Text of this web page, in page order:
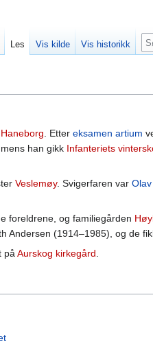
. Etter eksamen artium
han gikk Infanteriets
Veslemøy. Svigerfaren var
foreldrene, og familiegården
Andersen (1914–1985), og de
påAurskog kirkegård.
Les Vis kilde Vis historikk